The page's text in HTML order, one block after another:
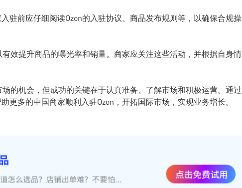
驻前应仔细阅读Ozon的入驻协议、商品发布规则等，以确保合规操
效提升商品的曝光率和销量。商家应关注这些活动，并根据自身情
的机会，但成功的关键在于认真准备、了解市场和积极运营。通过
更多的中国商家顺利入驻Ozon，开拓国际市场，实现业务增长。